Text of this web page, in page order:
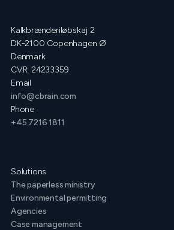
Kalkbrænderiløbskaj 2
DK-2100 Copenhagen Ø
Denmark
CVR: 24233359
Email
info@cbrain.com
Phone
+45 7216 1811
Solutions
The paperless ministry
Environmental permitting
Agencies
Case management